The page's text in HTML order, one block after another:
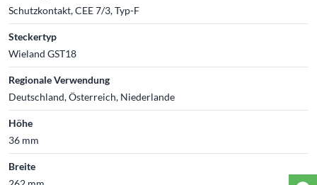
Schutzkontakt, CEE 7/3, Typ-F
Steckertyp
Wieland GST18
Regionale Verwendung
Deutschland, Österreich, Niederlande
Höhe
36 mm
Breite